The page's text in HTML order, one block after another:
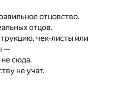
отцовство.
отцов.
чек-листы или
—
сюда.
не учат.